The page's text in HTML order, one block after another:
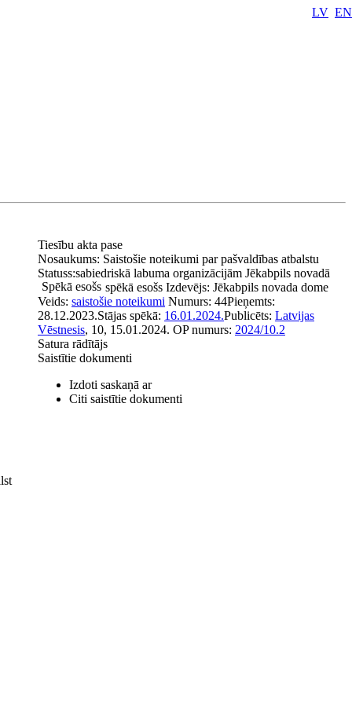
LV EN
Tiesību akta pase
Nosaukums: Saistošie noteikumi par pašvaldības atbalstu
sabiedriskā labuma organizācijām Jēkabpils novadā
Statuss:
Spēkā esošs spēkā esošs Izdevējs: Jēkabpils novada dome
Veids: saistošie noteikumi Numurs: 44Pieņemts:
28.12.2023.Stājas spēkā: 16.01.2024.Publicēts: Latvijas
Vēstnesis, 10, 15.01.2024. OP numurs: 2024/10.2
Satura rādītājs
Saistītie dokumenti
Izdoti saskaņā ar
Citi saistītie dokumenti